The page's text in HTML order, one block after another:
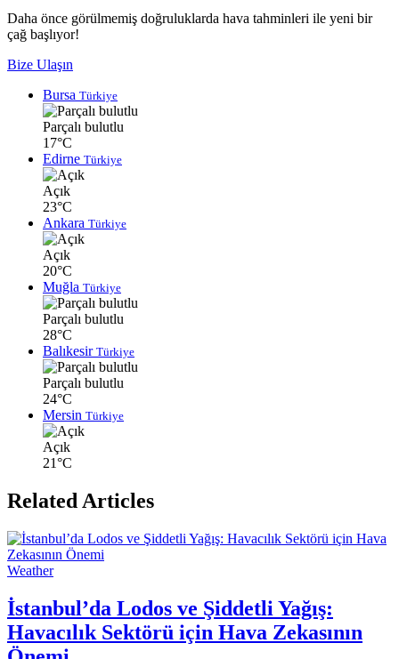
Daha önce görülmemiş doğruluklarda hava tahminleri ile yeni bir
çağ başlıyor!
Bize Ulaşın
Bursa Türkiye
Parçalı bulutlu
17°C
Edirne Türkiye
Açık
23°C
Ankara Türkiye
Açık
20°C
Muğla Türkiye
Parçalı bulutlu
28°C
Balıkesir Türkiye
Parçalı bulutlu
24°C
Mersin Türkiye
Açık
21°C
Related Articles
Weather
İstanbul’da Lodos ve Şiddetli Yağış:
Havacılık Sektörü için Hava Zekasının